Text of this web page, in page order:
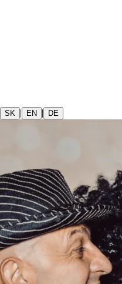
SK | EN | DE